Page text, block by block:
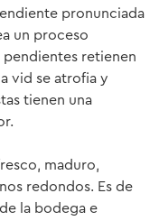
pronunciada
un proceso
retienen
vid se atrofia y
tienen una
maduro,
redondos. Es de
la bodega e